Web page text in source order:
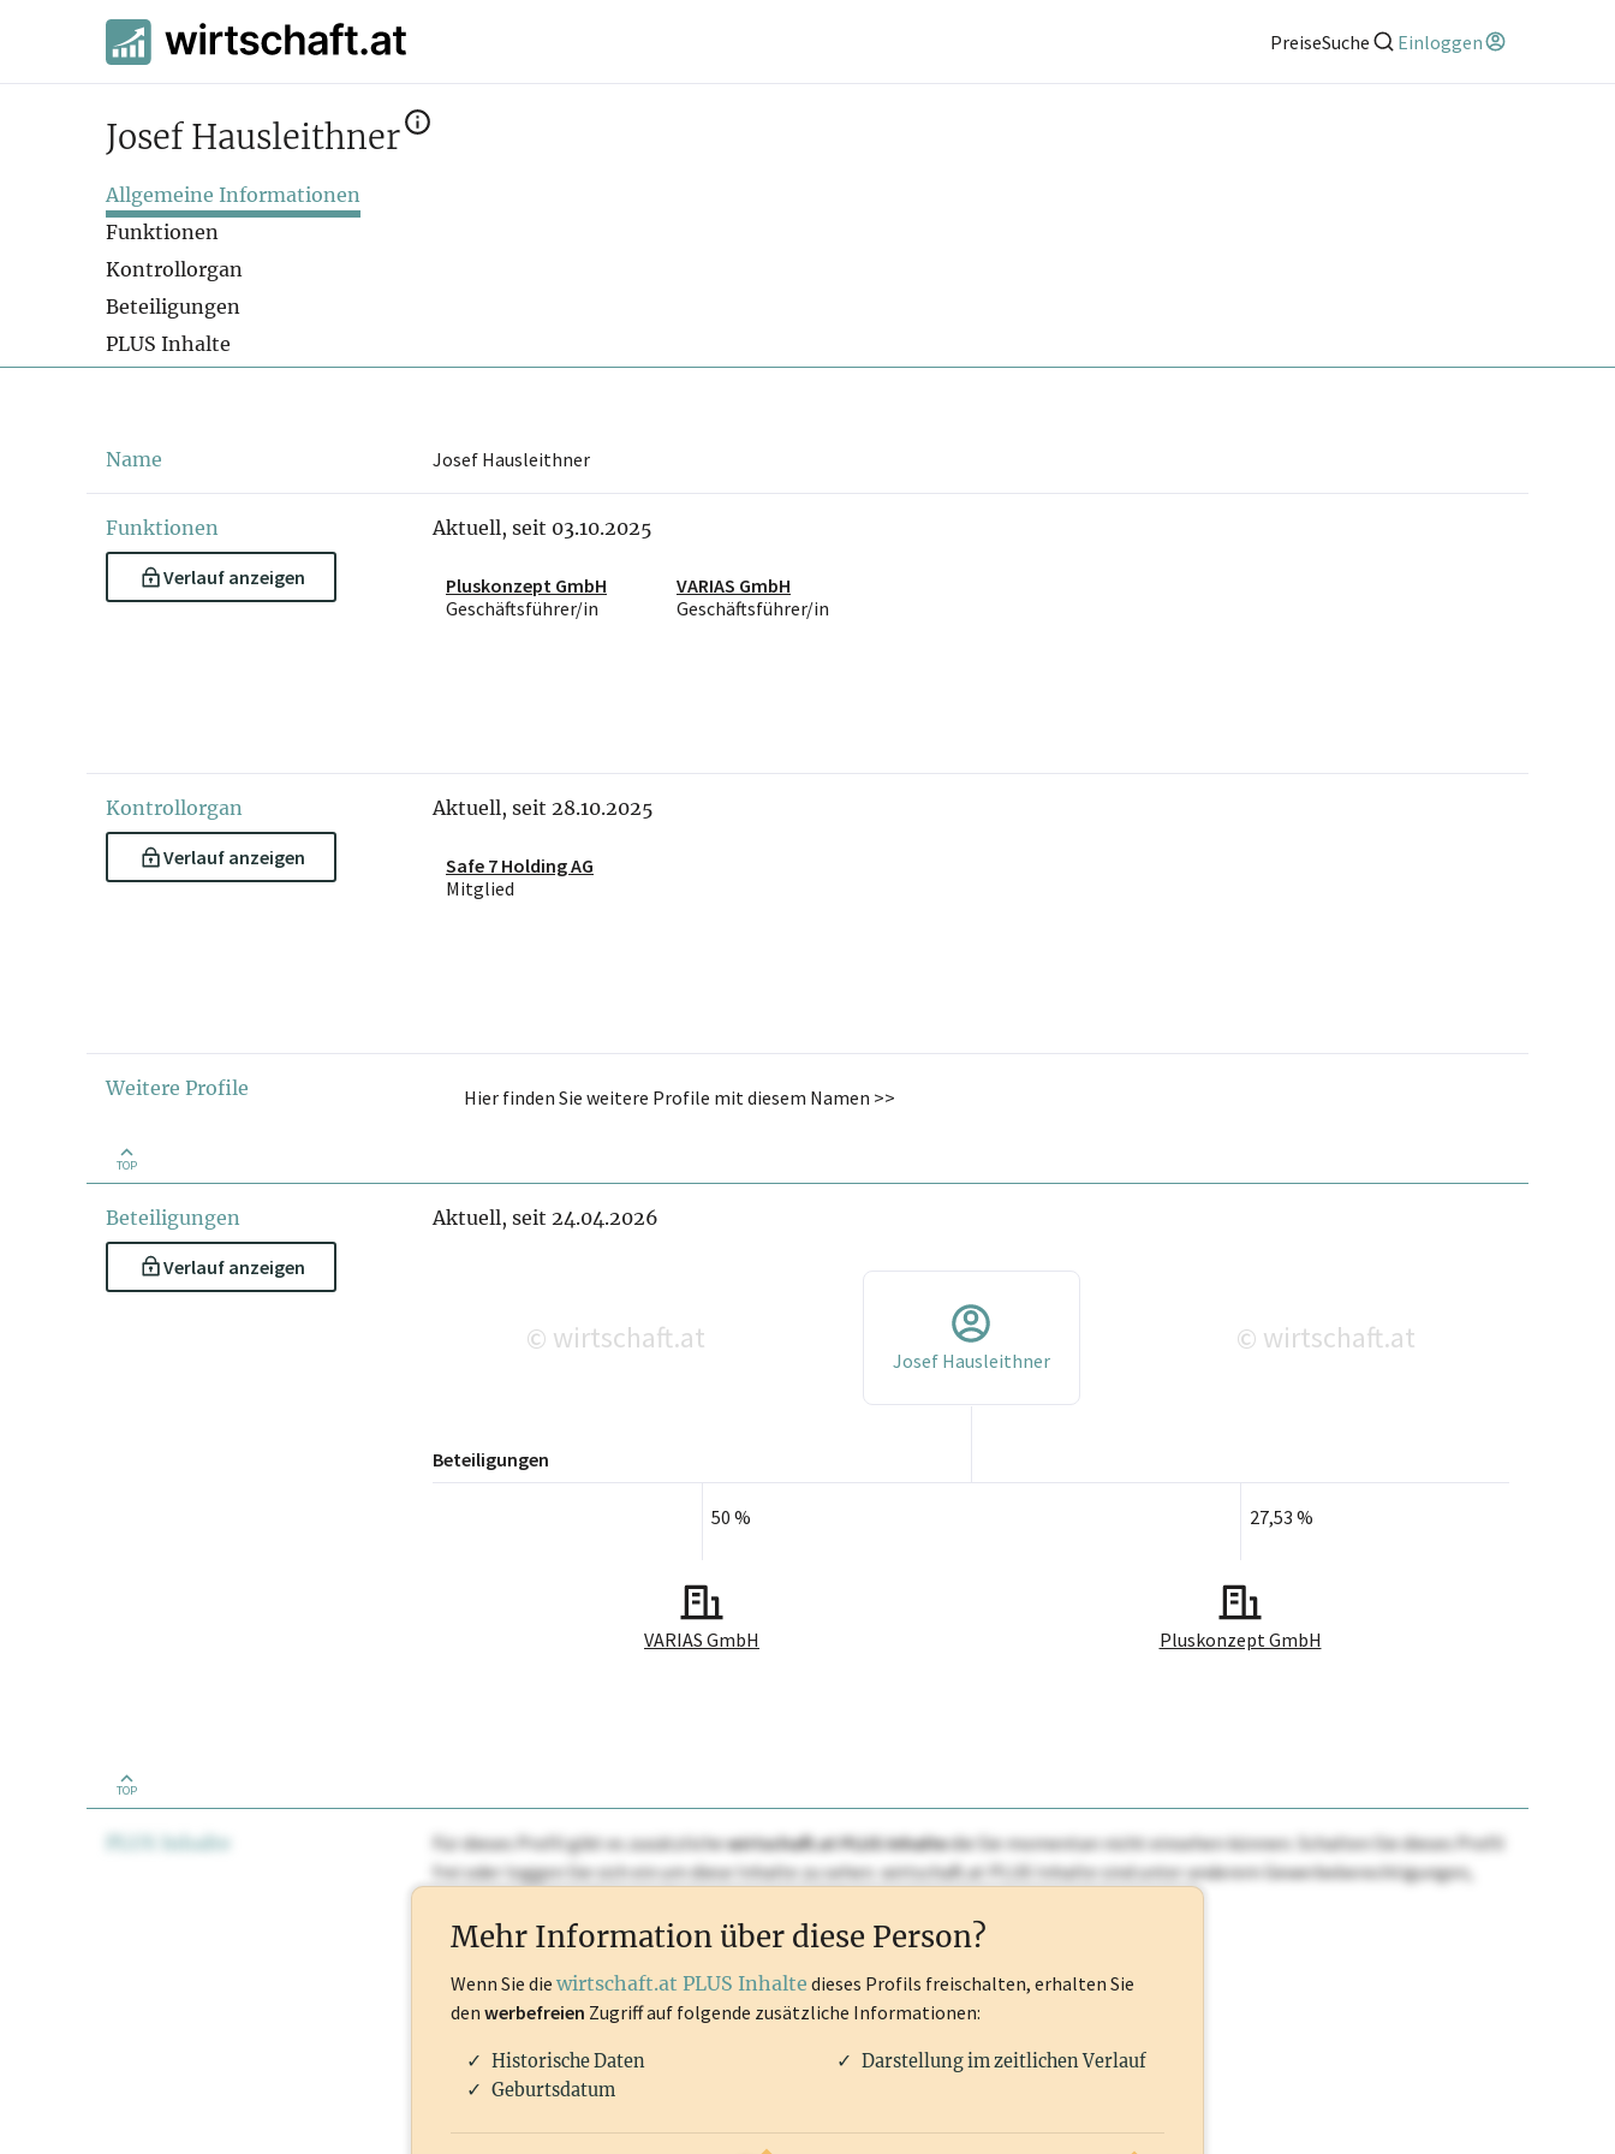
PreiseSuche Einloggen
Josef Hausleithner
Allgemeine Informationen
Funktionen
Kontrollorgan
Beteiligungen
PLUS Inhalte
Name Josef Hausleithner
Funktionen
Verlauf anzeigen
Aktuell, seit 03.10.2025
Pluskonzept GmbH
Geschäftsführer/in
VARIAS GmbH
Geschäftsführer/in
Kontrollorgan
Verlauf anzeigen
Aktuell, seit 28.10.2025
Safe 7 Holding AG
Mitglied
Weitere Profile Hier finden Sie weitere Profile mit diesem Namen >>
TOP
Beteiligungen
Verlauf anzeigen
Aktuell, seit 24.04.2026
© wirtschaft.at
Josef Hausleithner
© wirtschaft.at
VARIAS GmbH
50 %
Pluskonzept GmbH
27,53 %
Beteiligungen
TOP
PLUS Inhalte Für dieses Profil gibt es zusätzlichewirtschaft.at PLUS Inhaltedie Sie momentan nicht einsehen können. Schalten Sie dieses Profil
frei oder loggen Sie sich ein um diese Inhalte zu sehen. wirtschaft.at PLUS Inhalte sind unter anderem Gewerbeberechtigungen,
Mehr Information über diese Person?
Wenn Sie die wirtschaft.at PLUS Inhalte dieses Profils freischalten, erhalten Sie
den werbefreien Zugriff auf folgende zusätzliche Informationen:
Historische Daten
Darstellung im zeitlichen Verlauf
Geburtsdatum